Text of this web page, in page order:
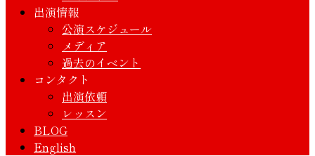
出演情報
公演スケジュール
メディア
過去のイベント
コンタクト
出演依頼
レッスン
BLOG
English